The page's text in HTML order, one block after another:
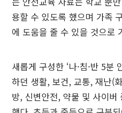
용할 수 있도록 했으며 가족
에 도움을 줄 수 있을 것으로
새롭게 구성한 ‘나·침·반 5분
하던 생활, 보건, 교통, 재난(
방, 신변안전, 약물 및 사이버